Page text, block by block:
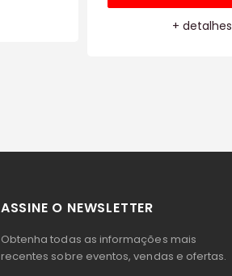
+ detalhes
ASSINE O NEWSLETTER
Obtenha todas as informações mais
recentes sobre eventos, vendas e ofertas.